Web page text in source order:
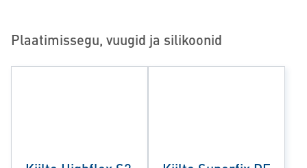
Plaatimissegu, vuugid ja silikoonid